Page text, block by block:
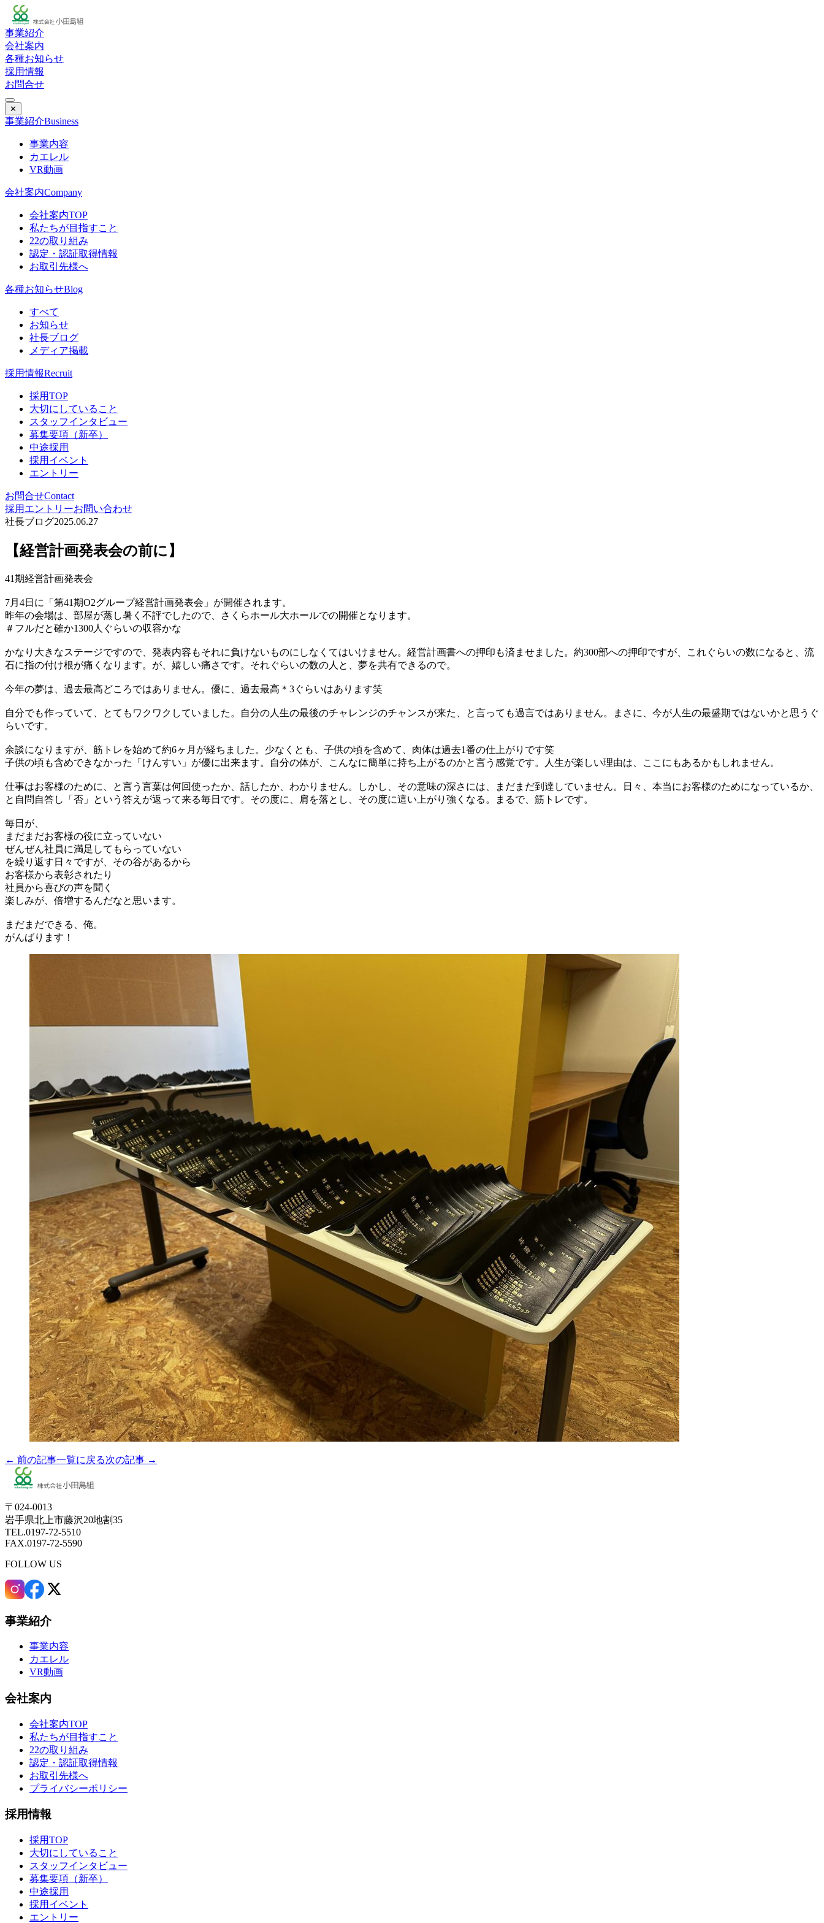
事業紹介
会社案内
各種お知らせ
採用情報
お問合せ
✕
事業紹介Business
事業内容
カエレル
VR動画
会社案内Company
会社案内TOP
私たちが目指すこと
22の取り組み
認定・認証取得情報
お取引先様へ
各種お知らせBlog
すべて
お知らせ
社長ブログ
メディア掲載
採用情報Recruit
採用TOP
大切にしていること
スタッフインタビュー
募集要項（新卒）
中途採用
採用イベント
エントリー
お問合せContact
採用エントリーお問い合わせ
社長ブログ2025.06.27
【経営計画発表会の前に】
41期経営計画発表会
7月4日に「第41期O2グループ経営計画発表会」が開催されます。
昨年の会場は、部屋が蒸し暑く不評でしたので、さくらホール大ホールでの開催となります。
＃フルだと確か1300人ぐらいの収容かな
かなり大きなステージですので、発表内容もそれに負けないものにしなくてはいけません。経営計画書への押印も済ませました。約300部への押印ですが、これぐらいの数になると、流
石に指の付け根が痛くなります。が、嬉しい痛さです。それぐらいの数の人と、夢を共有できるので。
今年の夢は、過去最高どころではありません。優に、過去最高＊3ぐらいはあります笑
自分でも作っていて、とてもワクワクしていました。自分の人生の最後のチャレンジのチャンスが来た、と言っても過言ではありません。まさに、今が人生の最盛期ではないかと思うぐ
らいです。
余談になりますが、筋トレを始めて約6ヶ月が経ちました。少なくとも、子供の頃を含めて、肉体は過去1番の仕上がりです笑
子供の頃も含めできなかった「けんすい」が優に出来ます。自分の体が、こんなに簡単に持ち上がるのかと言う感覚です。人生が楽しい理由は、ここにもあるかもしれません。
仕事はお客様のために、と言う言葉は何回使ったか、話したか、わかりません。しかし、その意味の深さには、まだまだ到達していません。日々、本当にお客様のためになっているか、
と自問自答し「否」という答えが返って来る毎日です。その度に、肩を落とし、その度に這い上がり強くなる。まるで、筋トレです。
毎日が、
まだまだお客様の役に立っていない
ぜんぜん社員に満足してもらっていない
を繰り返す日々ですが、その谷があるから
お客様から表彰されたり
社員から喜びの声を聞く
楽しみが、倍増するんだなと思います。
まだまだできる、俺。
がんばります！
← 前の記事一覧に戻る次の記事 →
〒024-0013
岩手県北上市藤沢20地割35
TEL.0197-72-5510
FAX.0197-72-5590
FOLLOW US
事業紹介
事業内容
カエレル
VR動画
会社案内
会社案内TOP
私たちが目指すこと
22の取り組み
認定・認証取得情報
お取引先様へ
プライバシーポリシー
採用情報
採用TOP
大切にしていること
スタッフインタビュー
募集要項（新卒）
中途採用
採用イベント
エントリー